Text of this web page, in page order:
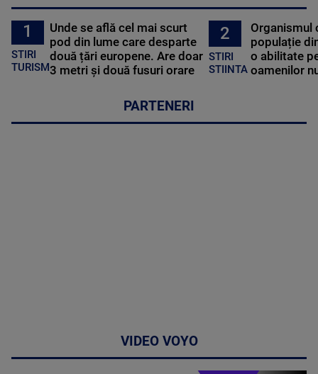
1
STIRI
TURISM
Unde se află cel mai scurt
pod din lume care desparte
două țări europene. Are doar
3 metri și două fusuri orare
2
STIRI
STIINTA
Organismul
populație
o abilitate
oamenilor
PARTENERI
VIDEO VOYO